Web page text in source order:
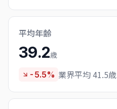
平均年齢
39.2歳
-5.5% 業界平均 41.5歳